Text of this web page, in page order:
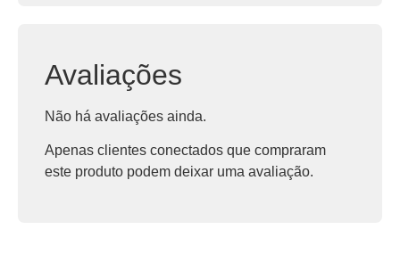
Avaliações
Não há avaliações ainda.
Apenas clientes conectados que compraram
este produto podem deixar uma avaliação.